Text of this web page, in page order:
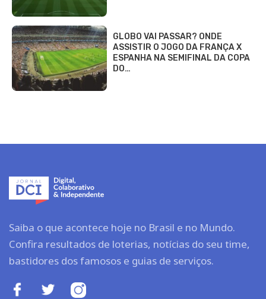
GLOBO VAI PASSAR? ONDE
ASSISTIR O JOGO DA FRANÇA X
ESPANHA NA SEMIFINAL DA COPA
DO…
Saiba o que acontece hoje no Brasil e no Mundo.
Confira resultados de loterias, notícias do seu time,
bastidores dos famosos e guias de serviços.